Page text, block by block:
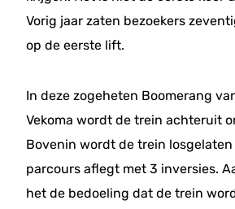
Vorig jaar zaten bezoekers
op de eerste lift.
In deze zogeheten Boomerang
Vekoma wordt de trein achteruit
Bovenin wordt de trein
parcours aflegt met 3 inversies.
het de bedoeling dat de trein